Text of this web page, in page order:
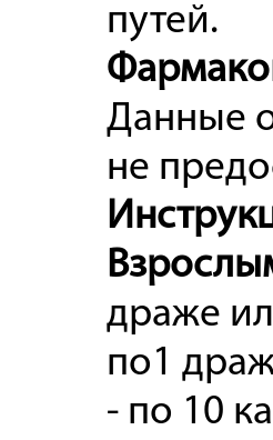
путей.
Данные
не
драже
по1
- по 10